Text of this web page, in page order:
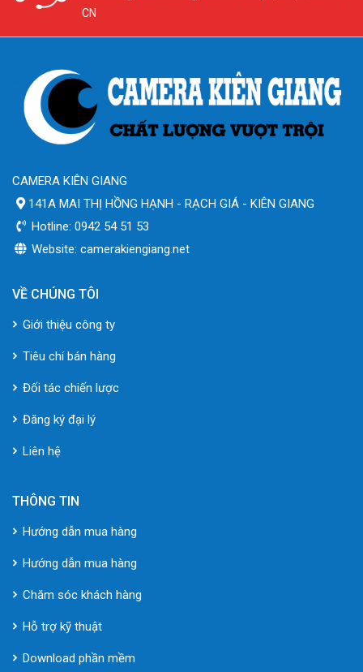
CN
CAMERA KIÊN GIANG
141A MAI THỊ HỒNG HẠNH - RẠCH GIÁ - KIÊN GIANG
Hotline: 0942 54 51 53
Website: camerakiengiang.net
VỀ CHÚNG TÔI
Giới thiệu công ty
Tiêu chí bán hàng
Đối tác chiến lược
Đăng ký đại lý
Liên hệ
THÔNG TIN
Hướng dẫn mua hàng
Hướng dẫn mua hàng
Chăm sóc khách hàng
Hỗ trợ kỹ thuật
Download phần mềm